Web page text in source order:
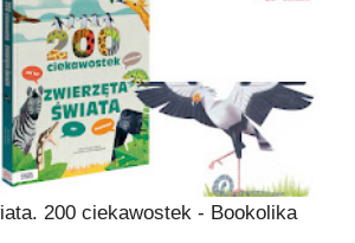
200 ciekawostek - Bookolika